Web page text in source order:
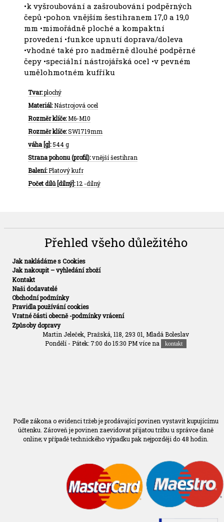
•k vyšroubování a zašroubování podpěrných
čepů •pohon vnějším šestihranem 17,0 a 19,0
mm •mimořádně ploché a kompaktní
provedení •funkce upnutí doprava/doleva
•vhodné také pro nadměrně dlouhé podpěrné
čepy •speciální nástrojářská ocel •v pevném
umělohmotném kufříku
Tvar:plochý
Materiál:Nástrojová ocel
Rozměr klíče:M6-M10
Rozměr klíče:SW1719mm
váha [g]:544 g
Strana pohonu (profil):vnější šestihran
Balení:Platový kufr
Počet dílů [dílný]:12 -dílný
Přehled všeho důležitého
Jak nakládáme s Cookies
Jak nakoupit – vyhledání zboží
Kontakt
Naši dodavatelé
Obchodní podmínky
Pravidla používání cookies
Vratné části obecně -podmínky vrácení
Způsoby dopravy
Martin Jeleček, Pražská, 118, 293 01, Mladá Boleslav
Pondělí - Pátek: 7:00 do 15:30 PM více na
kontakt
Podle zákona o evidenci tržeb je prodávající povinen vystavit kupujícímu
účtenku. Zároveň je povinen zaevidovat přijatou tržbu u správce daně
online; v případě technického výpadku pak nejpozději do 48 hodin.